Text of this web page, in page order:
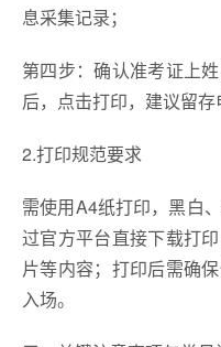
息采集记录；
第四步：确认准考证上
后，点击打印，建议留存
2.打印规范要求
需使用A4纸打印，黑白
过官方平台直接下载打
片等内容；打印后需确
入场。